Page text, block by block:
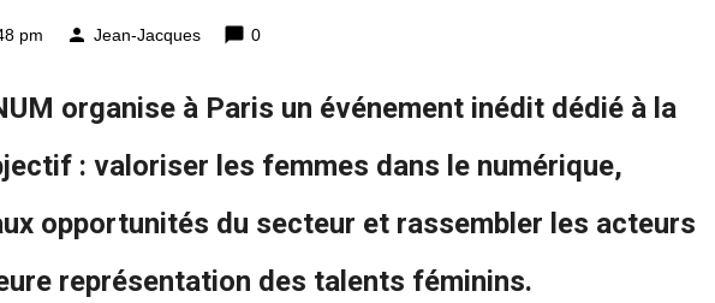
pm person Jean-Jacques chat_bubble 0
organise à Paris un événement inédit dédié à la
: valoriser les femmes dans le numérique,
opportunités du secteur et rassembler les acteurs
représentation des talents féminins.